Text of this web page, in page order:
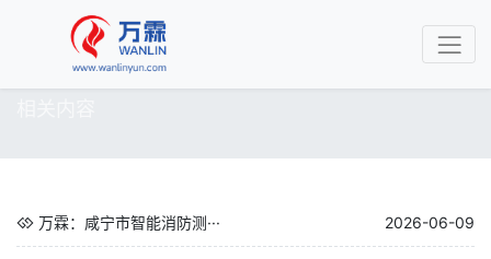
万霖：咸宁市智能消防测··· 2026-06-09